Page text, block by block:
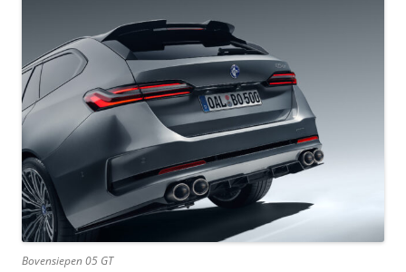
Bovensiepen 05 GT